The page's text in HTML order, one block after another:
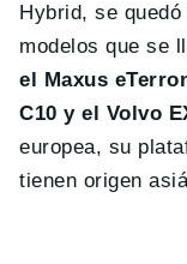
Hybrid, se quedó
modelos que se
el Maxus
C10 y el Volvo
europea, su
tienen origen